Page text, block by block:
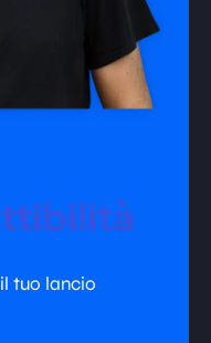
tuo lancio